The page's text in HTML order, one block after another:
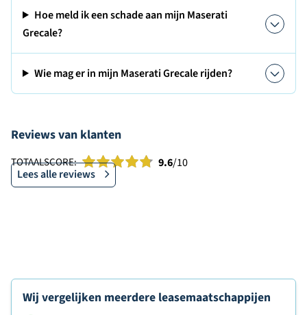
Hoe meld ik een schade aan mijn Maserati
Grecale?
Wie mag er in mijn Maserati Grecale rijden?
Reviews van klanten
TOTAALSCORE: 9.6/10
Lees alle reviews
Wij vergelijken meerdere leasemaatschappijen